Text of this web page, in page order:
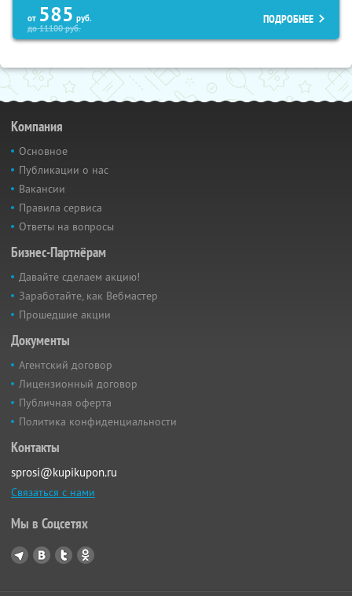
от 585 руб.
до11100руб.
ПОДРОБНЕЕ
Компания
Основное
Публикации о нас
Вакансии
Правила сервиса
Ответы на вопросы
Бизнес-Партнёрам
Давайте сделаем акцию!
Заработайте, как Вебмастер
Прошедшие акции
Документы
Агентский договор
Лицензионный договор
Публичная оферта
Политика конфиденциальности
Контакты
sprosi@kupikupon.ru
Связаться с нами
Мы в Соцсетях